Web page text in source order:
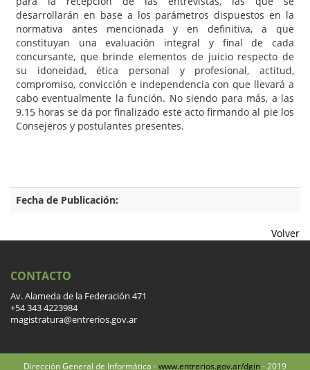
desarrollarán en base a los parámetros dispuestos en la
normativa antes mencionada y en definitiva, a que
constituyan una evaluación integral y final de cada
concursante, que brinde elementos de juicio respecto de
su idoneidad, ética personal y profesional, actitud,
compromiso, convicción e independencia con que llevará a
cabo eventualmente la función. No siendo para más, a las
9.15 horas se da por finalizado este acto firmando al pie los
Consejeros y postulantes presentes.
Fecha de Publicación:
Volver
CONTACTO
Av. Alameda de la Federación 471
+54 343 4223984
magistratura@entrerios.gov.ar
Dirección General de Informática -www.entrerios.gov.ar/dgin- 2019